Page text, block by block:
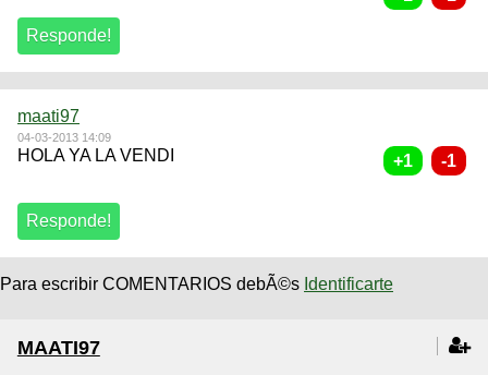
maati97
04-03-2013 14:09
HOLA YA LA VENDI
Para escribir COMENTARIOS debÃ©s Identificarte
MAATI97